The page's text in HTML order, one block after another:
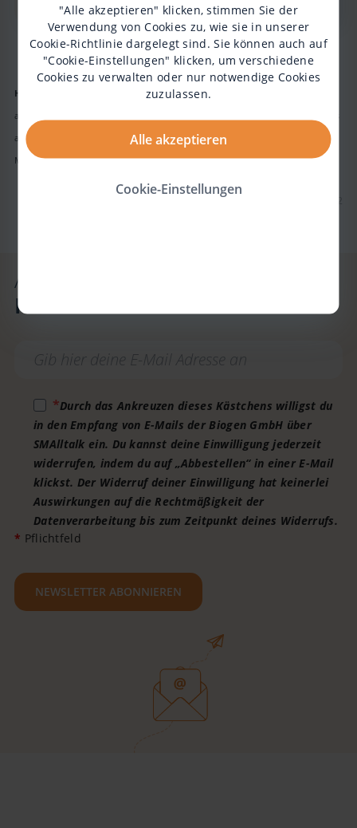
"Alle akzeptieren" klicken, stimmen Sie der
Verwendung von Cookies zu, wie sie in unserer
Cookie-Richtlinie dargelegt sind. Sie können auch auf
"Cookie-Einstellungen" klicken, um verschiedene
Cookies zu verwalten oder nur notwendige Cookies
zuzulassen.
Alle akzeptieren
Cookie-Einstellungen
Hinweis:
Erkennbare Markennamen sind willkürlich gewählt und dienen
ausdrücklich nicht der Produktplatzierung. Biogen nimmt keinerlei Einfluss
auf Umsatzgeschäfte der auf SMAlltalk sporadisch erkennbaren
Markenhersteller und es bestehen diesbezüglich keinerlei Erwartungen.
Text Biogen-238388; Video Biogen-87512
Abonniere unseren
Newsletter!
Durch das Ankreuzen dieses Kästchens willigst du
in den Empfang von E-Mails der Biogen GmbH über
SMAlltalk ein. Du kannst deine Einwilligung jederzeit
widerrufen, indem du auf „Abbestellen“ in einer E-Mail
klickst. Der Widerruf deiner Einwilligung hat keinerlei
Auswirkungen auf die Rechtmäßigkeit der
Datenverarbeitung bis zum Zeitpunkt deines Widerrufs.
* Pflichtfeld
NEWSLETTER ABONNIEREN